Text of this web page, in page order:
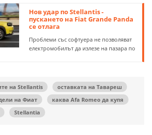
Нов удар по Stellantis -
пускането на Fiat Grande Panda
се отлага
Проблеми със софтуера не позволяват
електромобилът да излезе на пазара по
на Stellantis
оставката на Тавареш
на Фиат
каква Afa Romeo да купя
Stellantia